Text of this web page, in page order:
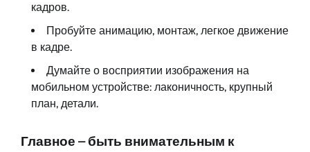
кадров.
Пробуйте анимацию, монтаж, легкое движение
в кадре.
Думайте о восприятии изображения на
мобильном устройстве: лаконичность, крупный
план, детали.
Главное – быть внимательным к